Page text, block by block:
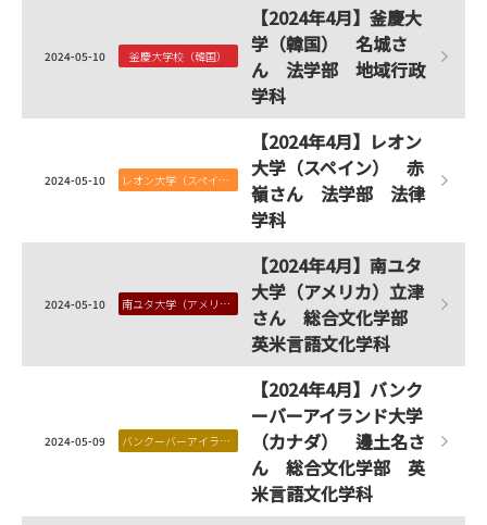
2024-05-10 釜慶大学校（韓国）
【2024年4月】釜慶大
学（韓国） 名城さ
ん 法学部 地域行政
学科
2024-05-10 レオン大学（スペイン）
【2024年4月】レオン
大学（スペイン） 赤
嶺さん 法学部 法律
学科
2024-05-10 南ユタ大学（アメリカ）
【2024年4月】南ユタ
大学（アメリカ）立津
さん 総合文化学部
英米言語文化学科
2024-05-09 バンクーバーアイランド大学（カナダ）
【2024年4月】バンク
ーバーアイランド大学
（カナダ） 邊土名さ
ん 総合文化学部 英
米言語文化学科